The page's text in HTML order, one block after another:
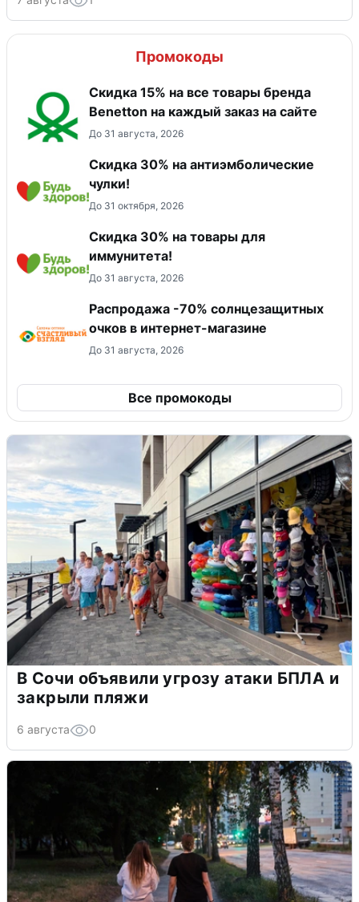
Промокоды
Скидка 15% на все товары бренда
Benetton на каждый заказ на сайте
До 31 августа, 2026
Скидка 30% на антиэмболические
чулки!
До 31 октября, 2026
Скидка 30% на товары для
иммунитета!
До 31 августа, 2026
Распродажа -70% солнцезащитных
очков в интернет-магазине
До 31 августа, 2026
Все промокоды
В Сочи объявили угрозу атаки БПЛА и
закрыли пляжи
6 августа 0